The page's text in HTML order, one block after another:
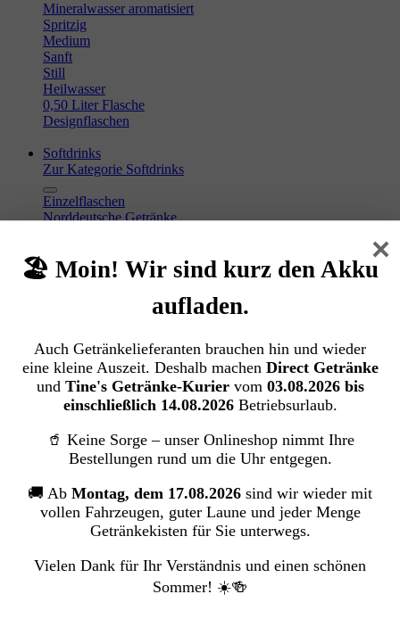
Mineralwasser aromatisiert
Spritzig
Medium
Sanft
Still
Heilwasser
0,50 Liter Flasche
Designflaschen
Softdrinks
Zur Kategorie Softdrinks
Einzelflaschen
Norddeutsche Getränke
Faßbrause
Fruchtsaft
Sportgetränke
Milchprodukte
Zur Kategorie Milchprodukte
Milchalternativen
Kondensmilch & Kaffeesahne
Heißgetränke
Zur Kategorie Heißgetränke
Kaffeefilter
×
🏖️ Moin! Wir sind kurz den Akku
aufladen.
Auch Getränkelieferanten brauchen hin und wieder
eine kleine Auszeit. Deshalb machen Direct Getränke
und Tine's Getränke-Kuriervom 03.08.2026 bis
einschließlich 14.08.2026Betriebsurlaub.
🥤 Keine Sorge – unser Onlineshop nimmt Ihre
Bestellungen rund um die Uhr entgegen.
🚚 Ab Montag, dem 17.08.2026 sind wir wieder mit
vollen Fahrzeugen, guter Laune und jeder Menge
Getränkekisten für Sie unterwegs.
Vielen Dank für Ihr Verständnis und einen schönen
Sommer! ☀️🍻